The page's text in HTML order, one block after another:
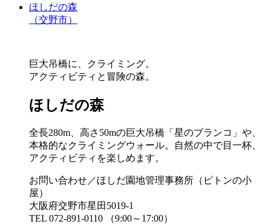
ほしだの森
（交野市）
巨大吊橋に、クライミング。
アクティビティと冒険の森。
ほしだの森
全長280m、高さ50mの巨大吊橋「星のブランコ」や、
本格的なクライミングウォール。自然の中で目一杯、
アクティビティを楽しめます。
お問い合わせ／ほしだ園地管理事務所（ピトンの小
屋）
大阪府交野市星田5019-1
TEL 072-891-0110 （9:00～17:00）